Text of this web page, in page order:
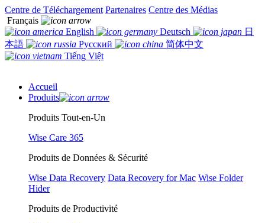
Centre de Téléchargement Partenaires Centre des Médias
Français
English
Deutsch
日
本語
Русский
简体中文
Tiếng Việt
Accueil
Produits
Produits Tout-en-Un
Wise Care 365
Produits de Données & Sécurité
Wise Data Recovery Data Recovery for Mac Wise Folder
Hider
Produits de Productivité